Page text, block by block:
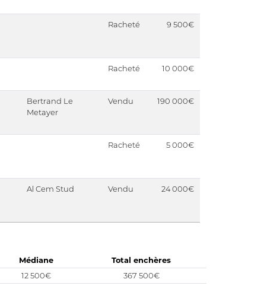
Racheté 9 500€
Racheté 10 000€
Bertrand Le
Metayer
Vendu 190 000€
Racheté 5 000€
Al Cem Stud Vendu 24 000€
Médiane
Total enchères
12 500€ 367 500€